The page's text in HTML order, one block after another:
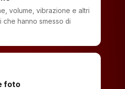
volume, vibrazione e altri
hanno smesso di
foto